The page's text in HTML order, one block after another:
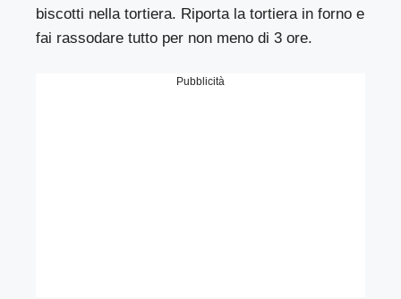
biscotti nella tortiera. Riporta la tortiera in forno e
fai rassodare tutto per non meno di 3 ore.
Pubblicità